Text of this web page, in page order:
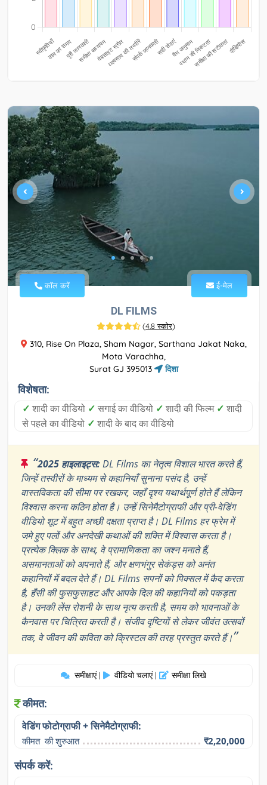
कॉल करें ई-मेल
DL FILMS
(4.8 स्कोर)
310, Rise On Plaza, Sham Nagar, Sarthana Jakat Naka,
Mota Varachha,
Surat GJ 395013
दिशा
विशेषता:
✓ शादी का वीडियो ✓ सगाई का वीडियो ✓ शादी की फिल्म ✓ शादी
से पहले का वीडियो ✓ शादी के बाद का वीडियो
“2025 हाइलाइट्स:DL Films का नेतृत्व विशाल भारत करते हैं,
जिन्हें तस्वीरों के माध्यम से कहानियाँ सुनाना पसंद है, उन्हें
वास्तविकता की सीमा पर रखकर, जहाँ दृश्य यथार्थपूर्ण होते हैं लेकिन
विश्वास करना कठिन होता है। उन्हें सिनेमैटोग्राफी और प्री-वेडिंग
वीडियो शूट में बहुत अच्छी दक्षता प्राप्त है। DL Films हर फ्रेम में
जमे हुए पलों और अनदेखी कथाओं की शक्ति में विश्वास करता है।
प्रत्येक क्लिक के साथ, वे प्रामाणिकता का जश्न मनाते हैं,
असमानताओं को अपनाते हैं, और क्षणभंगुर सेकंड्स को अनंत
कहानियों में बदल देते हैं। DL Films सपनों को पिक्सल में कैद करता
है, हँसी की फुसफुसाहट और आपके दिल की कहानियों को पकड़ता
है। उनकी लेंस रोशनी के साथ नृत्य करती है, समय को भावनाओं के
कैनवास पर चित्रित करती है। संजीव दृष्टियों से लेकर जीवंत उत्सवों
तक, वे जीवन की कविता को क्रिस्टल की तरह प्रस्तुत करते हैं।”
समीक्षाएं | वीडियो चलाएं | समीक्षा लिखे
कीमत:
वेडिंग फोटोग्राफी + सिनेमैटोग्राफी:
कीमत  की शुरुआत ₹2,20,000
संपर्क करें: